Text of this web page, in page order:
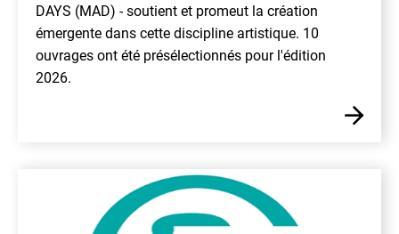
DAYS (MAD) - soutient et promeut la création
émergente dans cette discipline artistique. 10
ouvrages ont été présélectionnés pour l'édition
2026.